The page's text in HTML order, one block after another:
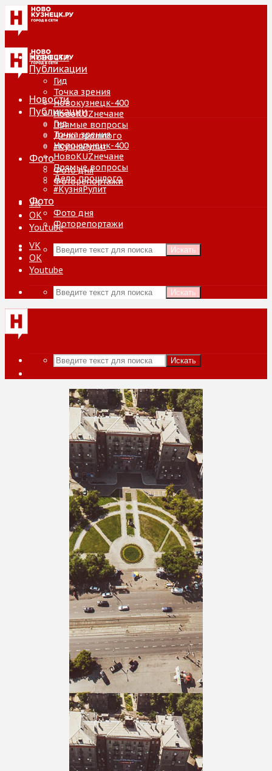
Новости
Публикации
Гид
Точка зрения
Новокузнецк-400
НовоKUZнечане
Прямые вопросы
Дело прошлого
#КузняРулит
Фото
Фото дня
Фоторепортажи
VK
ОК
Youtube
Искать
Новости
Публикации
Гид
Точка зрения
Новокузнецк-400
НовоKUZнечане
Прямые вопросы
Дело прошлого
#КузняРулит
Фото
Фото дня
Фоторепортажи
VK
ОК
Youtube
Искать
Искать